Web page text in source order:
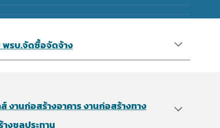
รบ.จัดซื้อจัดจ้า​ง
งานก่อสร้างอาคาร งานก่อสร้างทาง
งชลประทาน